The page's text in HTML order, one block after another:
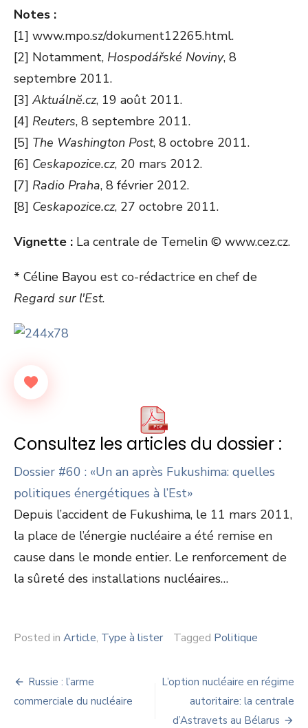
Notes :
[1] www.mpo.sz/dokument12265.html.
[2] Notamment, Hospodářské Noviny, 8
septembre 2011.
[3] Aktuálnĕ.cz, 19 août 2011.
[4] Reuters, 8 septembre 2011.
[5] The Washington Post, 8 octobre 2011.
[6] Ceskapozice.cz, 20 mars 2012.
[7] Radio Praha, 8 février 2012.
[8] Ceskapozice.cz, 27 octobre 2011.
Vignette : La centrale de Temelin © www.cez.cz.
* Céline Bayou est co-rédactrice en chef de
Regard sur l'Est.
Consultez les articles du dossier :
Dossier #60 : «Un an après Fukushima: quelles
politiques énergétiques à l’Est»
Depuis l’accident de Fukushima, le 11 mars 2011,
la place de l’énergie nucléaire a été remise en
cause dans le monde entier. Le renforcement de
la sûreté des installations nucléaires…
Posted in Article, Type à lister Tagged Politique
Navigation
de
Russie : l’arme
commerciale du nucléaire
L’option nucléaire en régime
autoritaire: la centrale
d’Astravets au Bélarus